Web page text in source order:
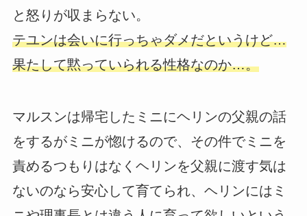
と怒りが収まらない。
テユンは会いに行っちゃダメだというけど…
果たして黙っていられる性格なのか…。
マルスンは帰宅したミニにヘリンの父親の話
をするがミニが惚けるので、その件でミニを
責めるつもりはなくヘリンを父親に渡す気は
ないのなら安心して育てられ、ヘリンにはミ